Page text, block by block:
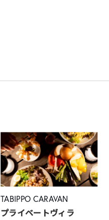
TABIPPO CARAVAN
プライベートヴィラ